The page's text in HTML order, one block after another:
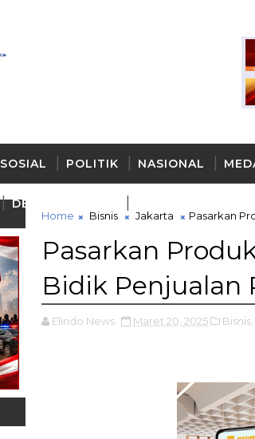
SOSIAL POLITIK NASIONAL
DELI - SERDANG
Home Bisnis Jakarta Pasarkan
Pasarkan
Bidik Penjualan
Elindo News Maret 20, 2025 Bisnis,